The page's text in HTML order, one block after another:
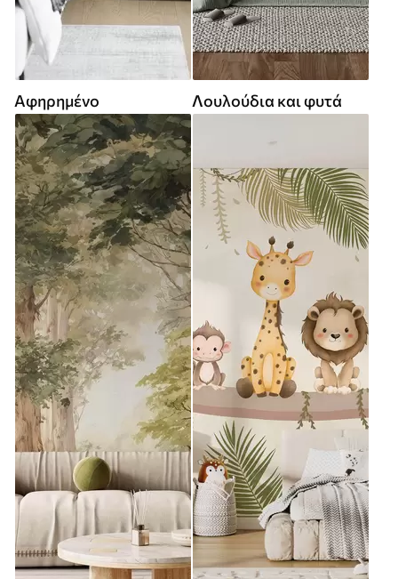
Αφηρημένο Λουλούδια και φυτά